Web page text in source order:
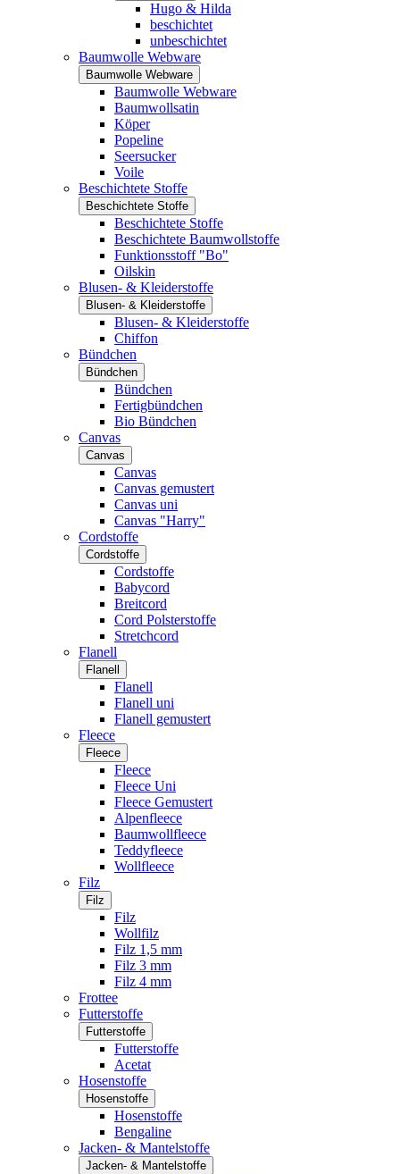
Hugo & Hilda
beschichtet
unbeschichtet
Baumwolle Webware
Baumwolle Webware
Baumwolle Webware
Baumwollsatin
Köper
Popeline
Seersucker
Voile
Beschichtete Stoffe
Beschichtete Stoffe
Beschichtete Stoffe
Beschichtete Baumwollstoffe
Funktionsstoff "Bo"
Oilskin
Blusen- & Kleiderstoffe
Blusen- & Kleiderstoffe
Blusen- & Kleiderstoffe
Chiffon
Bündchen
Bündchen
Bündchen
Fertigbündchen
Bio Bündchen
Canvas
Canvas
Canvas
Canvas gemustert
Canvas uni
Canvas "Harry"
Cordstoffe
Cordstoffe
Cordstoffe
Babycord
Breitcord
Cord Polsterstoffe
Stretchcord
Flanell
Flanell
Flanell
Flanell uni
Flanell gemustert
Fleece
Fleece
Fleece
Fleece Uni
Fleece Gemustert
Alpenfleece
Baumwollfleece
Teddyfleece
Wollfleece
Filz
Filz
Filz
Wollfilz
Filz 1,5 mm
Filz 3 mm
Filz 4 mm
Frottee
Futterstoffe
Futterstoffe
Futterstoffe
Acetat
Hosenstoffe
Hosenstoffe
Hosenstoffe
Bengaline
Jacken- & Mantelstoffe
Jacken- & Mantelstoffe